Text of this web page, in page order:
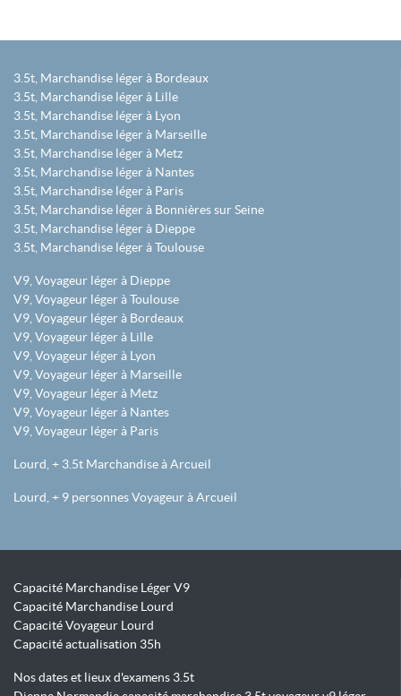
3.5t, Marchandise léger à Bordeaux
3.5t, Marchandise léger à Lille
3.5t, Marchandise léger à Lyon
3.5t, Marchandise léger à Marseille
3.5t, Marchandise léger à Metz
3.5t, Marchandise léger à Nantes
3.5t, Marchandise léger à Paris
3.5t, Marchandise léger à Bonnières sur Seine
3.5t, Marchandise léger à Dieppe
3.5t, Marchandise léger à Toulouse
V9, Voyageur léger à Dieppe
V9, Voyageur léger à Toulouse
V9, Voyageur léger à Bordeaux
V9, Voyageur léger à Lille
V9, Voyageur léger à Lyon
V9, Voyageur léger à Marseille
V9, Voyageur léger à Metz
V9, Voyageur léger à Nantes
V9, Voyageur léger à Paris
Lourd, + 3.5t Marchandise à Arcueil
Lourd, + 9 personnes Voyageur à Arcueil
Capacité Marchandise Léger V9
Capacité Marchandise Lourd
Capacité Voyageur Lourd
Capacité actualisation 35h
Nos dates et lieux d'examens 3.5t